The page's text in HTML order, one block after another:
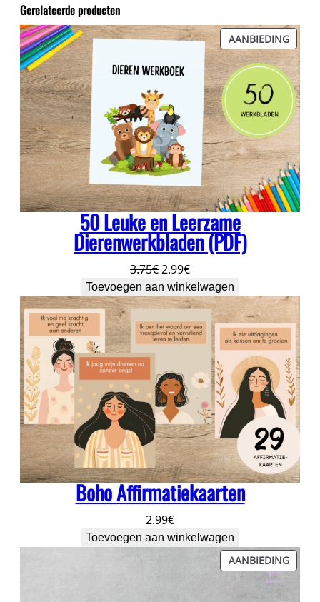
t
a
l
Gerelateerde producten
AANBIEDING
IN
DE
50 Leuke en Leerzame
Dierenwerkbladen (PDF)
3.75€ Oorspronkelijke
prijs
was:
3.75€.
2.99€Huidige
prijs
is:
2.99€.
Toevoegen aan winkelwagen
Boho Affirmatiekaarten
2.99€
Toevoegen aan winkelwagen
AANBIEDING
IN